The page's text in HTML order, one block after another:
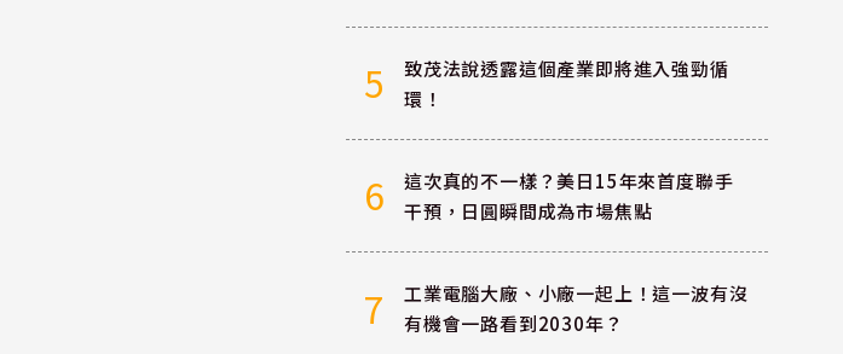
5
致茂法說透露這個產業即將進入強勁循
環！
6
這次真的不一樣？美日15年來首度聯手
干預，日圓瞬間成為市場焦點
7
工業電腦大廠、小廠一起上！這一波有沒
有機會一路看到2030年？